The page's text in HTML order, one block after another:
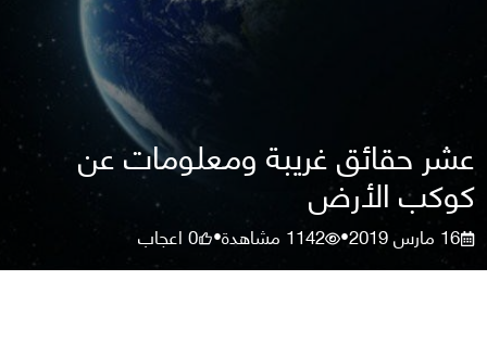
عشر حقائق غريبة ومعلومات عن
كوكب الأرض
16 مارس 2019 •
1142 مشاهدة•
0اعجاب